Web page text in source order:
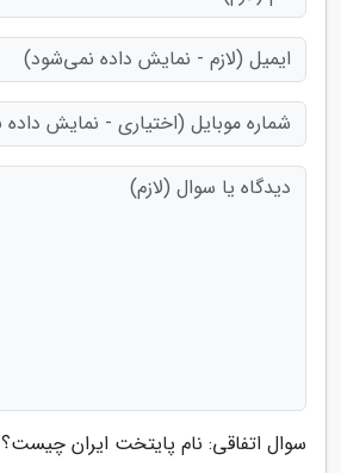
سوال اتفاقی: نام پایتخت ایران چیست؟